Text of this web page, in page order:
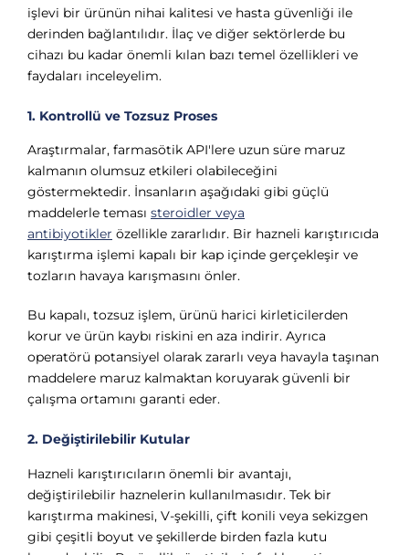
işlevi bir ürünün nihai kalitesi ve hasta güvenliği ile
derinden bağlantılıdır. İlaç ve diğer sektörlerde bu
cihazı bu kadar önemli kılan bazı temel özellikleri ve
faydaları inceleyelim.
1. Kontrollü ve Tozsuz Proses
Araştırmalar, farmasötik API'lere uzun süre maruz
kalmanın olumsuz etkileri olabileceğini
göstermektedir. İnsanların aşağıdaki gibi güçlü
maddelerle teması steroidler veya
antibiyotikler özellikle zararlıdır. Bir hazneli karıştırıcıda
karıştırma işlemi kapalı bir kap içinde gerçekleşir ve
tozların havaya karışmasını önler.
Bu kapalı, tozsuz işlem, ürünü harici kirleticilerden
korur ve ürün kaybı riskini en aza indirir. Ayrıca
operatörü potansiyel olarak zararlı veya havayla taşınan
maddelere maruz kalmaktan koruyarak güvenli bir
çalışma ortamını garanti eder.
2. Değiştirilebilir Kutular
Hazneli karıştırıcıların önemli bir avantajı,
değiştirilebilir haznelerin kullanılmasıdır. Tek bir
karıştırma makinesi, V-şekilli, çift konili veya sekizgen
gibi çeşitli boyut ve şekillerde birden fazla kutu